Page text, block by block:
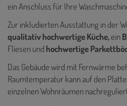
ein Anschluss für Ihre
Zur inkludierten Ausstattung in der
qualitativ hochwertige Küche,ein
Fliesenund hochwertige
Das Gebäude wird mit Fernwärme
Raumtemperatur kann auf den
einzelnen Wohnräumen